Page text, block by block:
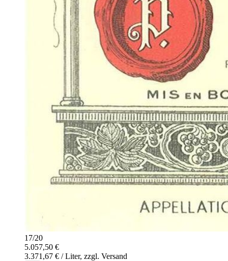
17/20
5.057,50 €
3.371,67 € / Liter, zzgl. Versand